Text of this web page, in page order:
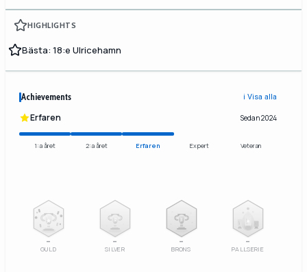
HIGHLIGHTS
Bästa: 18:e Ulricehamn
Achievements ℹ️ Visa alla
Erfaren Sedan 2024
1:a året 2:a året Erfaren Expert Veteran
–
GULD
–
SILVER
3
–
BRONS
–
PALLSERIE